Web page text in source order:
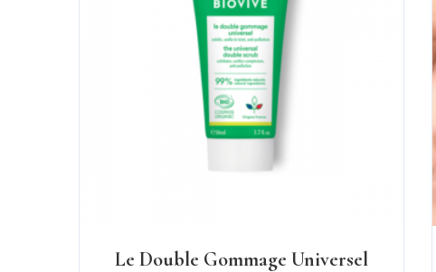
Le Double Gommage Universel